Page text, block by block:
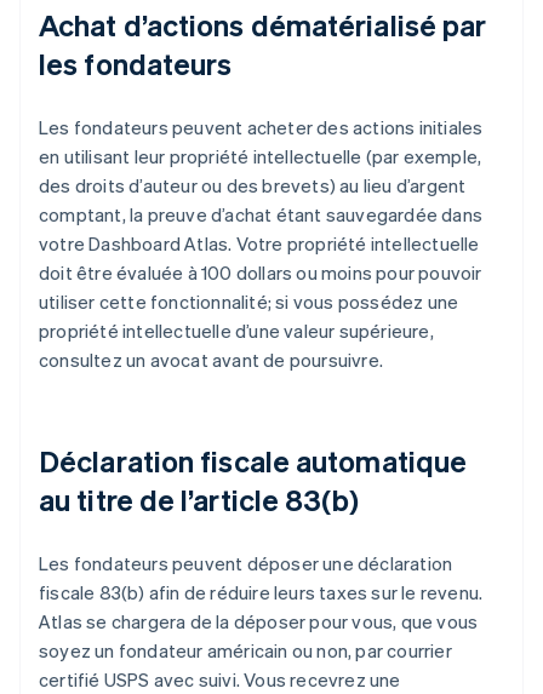
Achat d’actions dématérialisé par
les fondateurs
Les fondateurs peuvent acheter des actions initiales
en utilisant leur propriété intellectuelle (par exemple,
des droits d’auteur ou des brevets) au lieu d’argent
comptant, la preuve d’achat étant sauvegardée dans
votre Dashboard Atlas. Votre propriété intellectuelle
doit être évaluée à 100 dollars ou moins pour pouvoir
utiliser cette fonctionnalité; si vous possédez une
propriété intellectuelle d’une valeur supérieure,
consultez un avocat avant de poursuivre.
Déclaration fiscale automatique
au titre de l’article 83(b)
Les fondateurs peuvent déposer une déclaration
fiscale 83(b) afin de réduire leurs taxes sur le revenu.
Atlas se chargera de la déposer pour vous, que vous
soyez un fondateur américain ou non, par courrier
certifié USPS avec suivi. Vous recevrez une